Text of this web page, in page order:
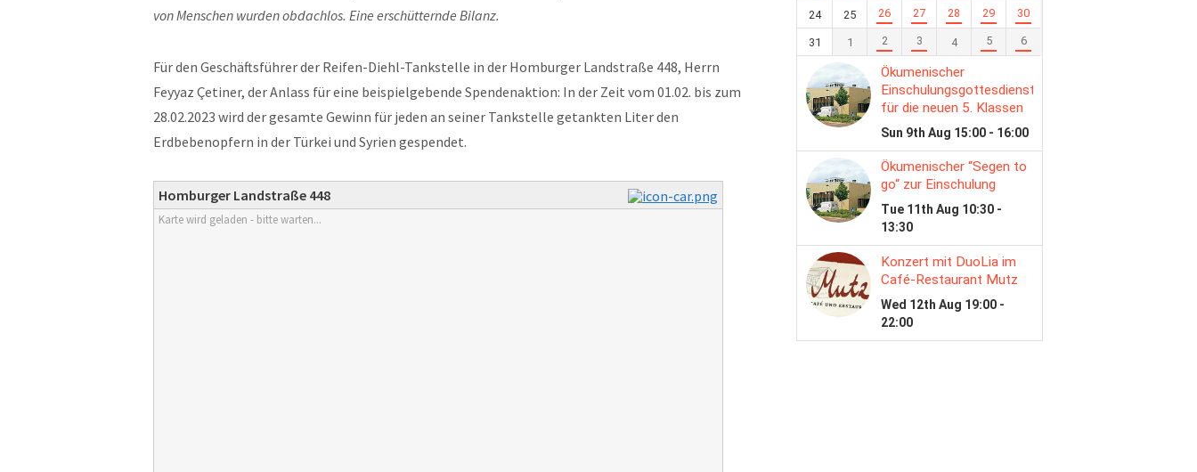
von Menschen wurden obdachlos. Eine erschütternde Bilanz.
Für den Geschäftsführer der Reifen-Diehl-Tankstelle in der Homburger Landstraße 448, Herrn
Feyyaz Çetiner, der Anlass für eine beispielgebende Spendenaktion: In der Zeit vom 01.02. bis zum
28.02.2023 wird der gesamte Gewinn für jeden an seiner Tankstelle getankten Liter den
Erdbebenopfern in der Türkei und Syrien gespendet.
Homburger Landstraße 448
Karte wird geladen - bitte warten...